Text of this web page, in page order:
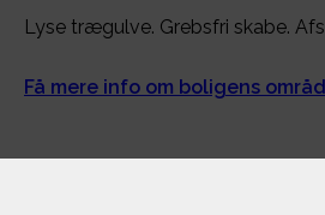
Lyse trægulve. Grebsfri skabe.
Få mere info om boligens